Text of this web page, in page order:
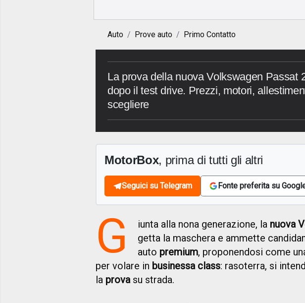
Auto Prove auto Primo Contatto
La prova della nuova Volkswagen Passat
dopo il test drive. Prezzi, motori,
scegliere
MotorBox, prima di tutti gli altri
Seguici su Telegram Fonte preferita su
G iunta alla nona generazione, la nuova
getta la maschera e ammette
auto premium, proponendosi come
per volare in businessa class: rasoterra, si
la provasu strada.